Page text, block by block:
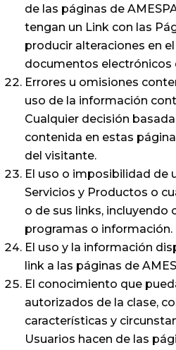
de las páginas de
tengan un Link con las
producir alteraciones en
documentos electrónicos
Errores u omisiones
uso de la información
Cualquier decisión
contenida en estas
del visitante.
El uso o imposibilidad de
Servicios y Productos o
o de sus links, incluyendo
programas o información.
El uso y la información
link a las páginas de
El conocimiento que
autorizados de la clase,
características y
Usuarios hacen de las